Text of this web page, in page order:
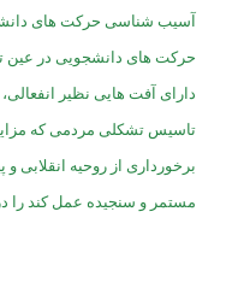
آسیب شناسی حرکت های
حرکت های دانشجویی در عین
دارای آفت هایی نظیر
تاسیس تشکلی مردمی که
برخورداری از روحیه انقلابی
مستمر و سنجیده عمل کند را